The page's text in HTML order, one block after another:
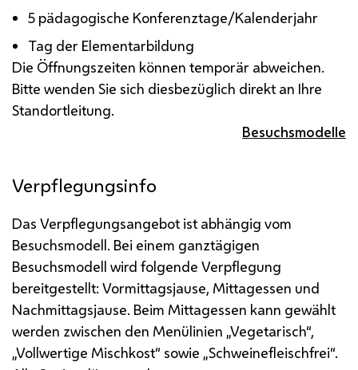
5 pädagogische Konferenztage/Kalenderjahr
Tag der Elementarbildung
Die Öffnungszeiten können temporär abweichen.
Bitte wenden Sie sich diesbezüglich direkt an Ihre
Standortleitung.
Besuchsmodelle
Verpflegungsinfo
Das Verpflegungsangebot ist abhängig vom
Besuchsmodell. Bei einem ganztägigen
Besuchsmodell wird folgende Verpflegung
bereitgestellt: Vormittagsjause, Mittagessen und
Nachmittagsjause. Beim Mittagessen kann gewählt
werden zwischen den Menülinien „Vegetarisch“,
„Vollwertige Mischkost“ sowie „Schweinefleischfrei“.